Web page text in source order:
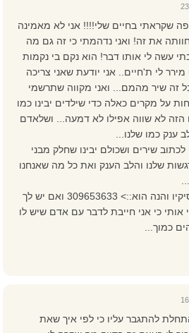
שקראתי בחיים שלי!!!! אני לא מאמינה
את זה! ואני נדהמתי כי זה גם מה
עשה לי אותו דבר! הוא נקם בי נקמות
לי ת'חיים.. אני יודעת שאני צריכה
זה שיר מהמם... ואני מקווה שתרשמי
על מקרים כאלה כדי שילדים יבינו כמו
לא שווה אפילו לא דמעה... ושלאדם
ענק כמו שלנו...
שירים ושכולם יבינו שחלק מבני
שלנו והלב הענק ואת כל מה שאנחנו
אם את רוצה יש לי אייסיקיו והנה הוא::> 309653633 ואם יש לך
אותי כי אני חייבת לדבר עם אדם שיש לו
כמוך...
להתגבר עליו כי לפי איך שאת